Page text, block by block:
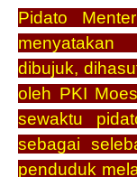
Pidato
dibujuk,
oleh PKI
sewaktu
sebagai
penduduk